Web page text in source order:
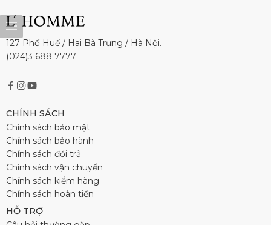
127 Phố Huế / Hai Bà Trưng / Hà Nội.
(024)3 688 7777
CHÍNH SÁCH
Chính sách bảo mật
Chính sách bảo hành
Chính sách đổi trả
Chính sách vận chuyển
Chính sách kiểm hàng
Chính sách hoàn tiền
HỖ TRỢ